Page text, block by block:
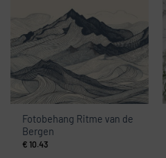
Fotobehang Ritme van de
Bergen
€ 10.43